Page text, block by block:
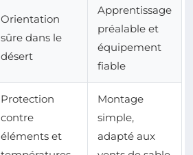
Orientation
sûre dans le
désert
Apprentissage
préalable et
équipement
fiable
Protection
contre
éléments et
Montage
simple,
adapté aux